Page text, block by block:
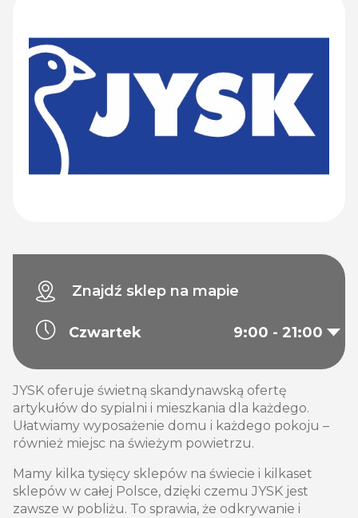
Znajdź sklep na mapie
Czwartek 9:00 - 21:00
JYSK oferuje świetną skandynawską ofertę
artykułów do sypialni i mieszkania dla każdego.
Ułatwiamy wyposażenie domu i każdego pokoju –
również miejsc na świeżym powietrzu.
Mamy kilka tysięcy sklepów na świecie i kilkaset
sklepów w całej Polsce, dzięki czemu JYSK jest
zawsze w pobliżu. To sprawia, że odkrywanie i